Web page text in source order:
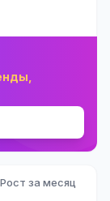
Рост за месяц